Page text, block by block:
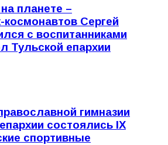
планете –
космонавтов Сергей
с воспитанниками
Тульской епархии
гимназии
состоялись IХ
спортивные